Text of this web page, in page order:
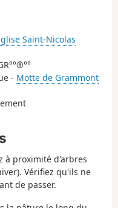
Saint-Nicolas
- Motte de Grammont
à proximité d'arbres
Vérifiez qu'ils ne
de passer.